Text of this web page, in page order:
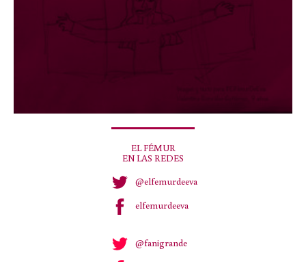
EL FÉMUR
EN LAS REDES
@elfemurdeeva
elfemurdeeva
@fanigrande